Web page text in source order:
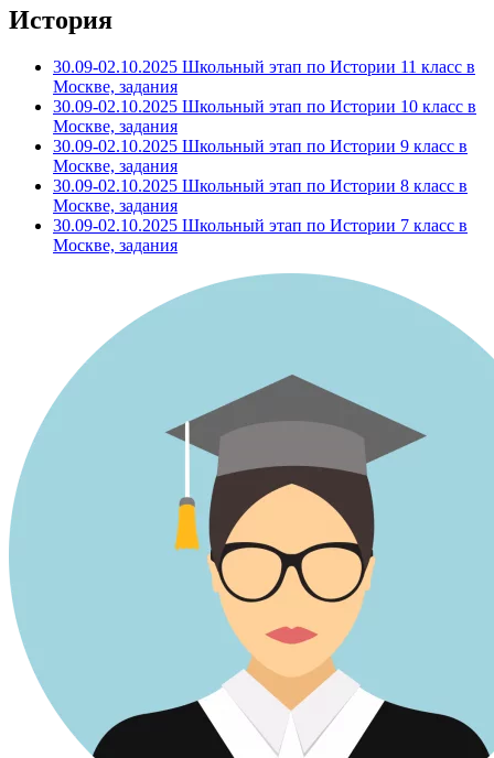
История
30.09-02.10.2025 Школьный этап по Истории 11 класс в
Москве, задания
30.09-02.10.2025 Школьный этап по Истории 10 класс в
Москве, задания
30.09-02.10.2025 Школьный этап по Истории 9 класс в
Москве, задания
30.09-02.10.2025 Школьный этап по Истории 8 класс в
Москве, задания
30.09-02.10.2025 Школьный этап по Истории 7 класс в
Москве, задания